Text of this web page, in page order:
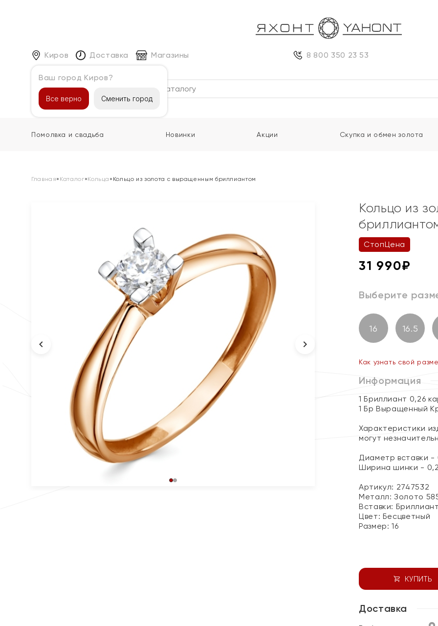
Киров
Ваш город Киров?
Все верно Сменить город
Доставка Магазины 8 800 350 23 53
Каталог
Помолвка и свадьба Новинки Акции Скупка и обмен золота
Главная» Каталог»Кольца » Кольцо из золота с выращенным бриллиантом
Кольцо из
СтопЦена
31 990₽
Выберите
16 16.5
Как узнать свой
Информация
1 Бриллиант 0,26
1 Бр Выращенный
Характеристики
могут
Диаметр вставки -
Ширина шинки -
Артикул: 2747532
Металл:Золото
Вставки: Бриллиант
Цвет: Бесцветный
Размер:16
КУПИТЬ
Доставка